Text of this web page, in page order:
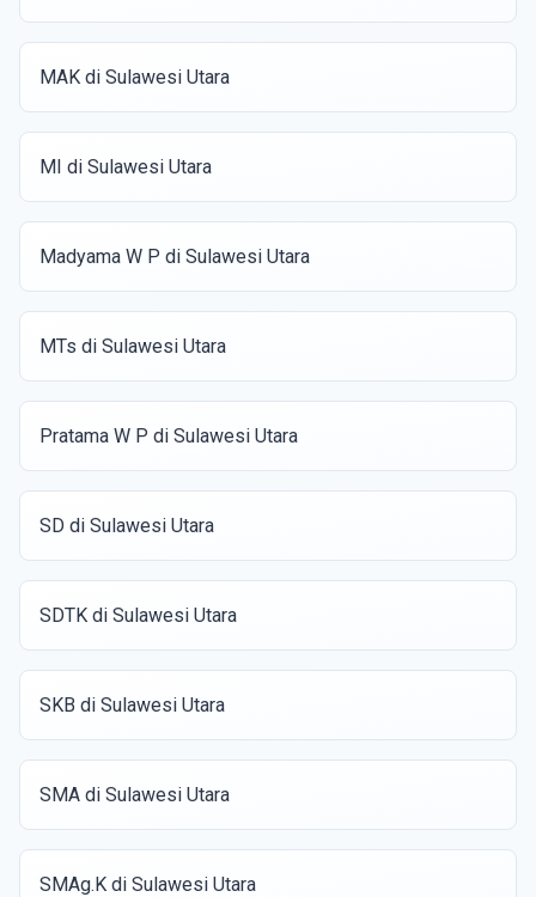
MAK di Sulawesi Utara
MI di Sulawesi Utara
Madyama W P di Sulawesi Utara
MTs di Sulawesi Utara
Pratama W P di Sulawesi Utara
SD di Sulawesi Utara
SDTK di Sulawesi Utara
SKB di Sulawesi Utara
SMA di Sulawesi Utara
SMAg.K di Sulawesi Utara